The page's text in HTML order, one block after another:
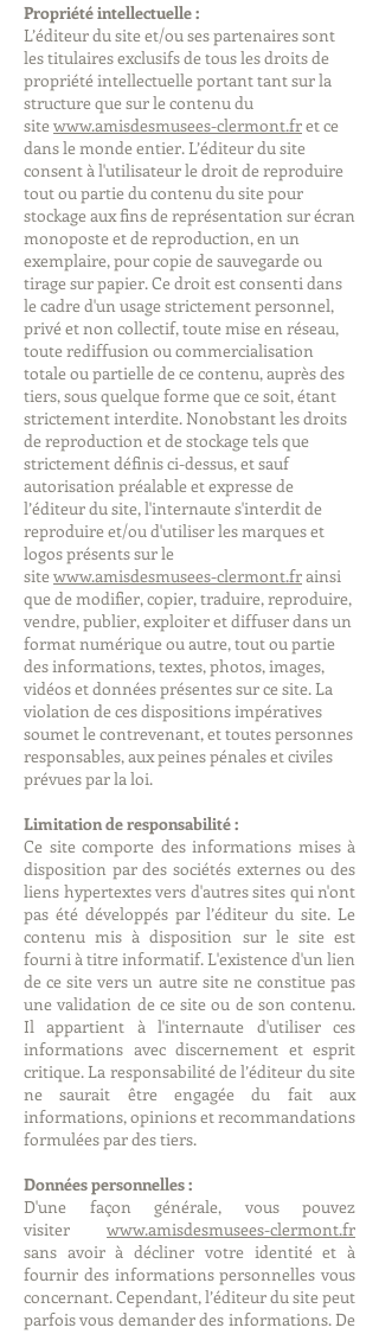
Propriété intellectuelle :
L’éditeur du site et/ou ses partenaires sont
les titulaires exclusifs de tous les droits de
propriété intellectuelle portant tant sur la
structure que sur le contenu du
sitewww.amisdesmusees-clermont.fret ce
dans le monde entier. L’éditeur du site
consent à l'utilisateur le droit de reproduire
tout ou partie du contenu du site pour
stockage aux fins de représentation sur écran
monoposte et de reproduction, en un
exemplaire, pour copie de sauvegarde ou
tirage sur papier. Ce droit est consenti dans
le cadre d'un usage strictement personnel,
privé et non collectif, toute mise en réseau,
toute rediffusion ou commercialisation
totale ou partielle de ce contenu, auprès des
tiers, sous quelque forme que ce soit, étant
strictement interdite. Nonobstant les droits
de reproduction et de stockage tels que
strictement définis ci-dessus, et sauf
autorisation préalable et expresse de
l’éditeur du site, l'internaute s'interdit de
reproduire et/ou d'utiliser les marques et
logos présents sur le
sitewww.amisdesmusees-clermont.frainsi
que de modifier, copier, traduire, reproduire,
vendre, publier, exploiter et diffuser dans un
format numérique ou autre, tout ou partie
des informations, textes, photos, images,
vidéos et données présentes sur ce site. La
violation de ces dispositions impératives
soumet le contrevenant, et toutes personnes
responsables, aux peines pénales et civiles
prévues par la loi.
Limitation de responsabilité :
Ce site comporte des informations mises à
disposition par des sociétés externes ou des
liens hypertextes vers d'autres sites qui n'ont
pas été développés par l’éditeur du site. Le
contenu mis à disposition sur le site est
fourni à titre informatif. L'existence d'un lien
de ce site vers un autre site ne constitue pas
une validation de ce site ou de son contenu.
Il appartient à l'internaute d'utiliser ces
informations avec discernement et esprit
critique. La responsabilité de l’éditeur du site
ne saurait être engagée du fait aux
informations, opinions et recommandations
formulées par des tiers.
Données personnelles :
D'une façon générale, vous pouvez
visiter www.amisdesmusees-clermont.fr
sans avoir à décliner votre identité et à
fournir des informations personnelles vous
concernant. Cependant, l’éditeur du site peut
parfois vous demander des informations. De